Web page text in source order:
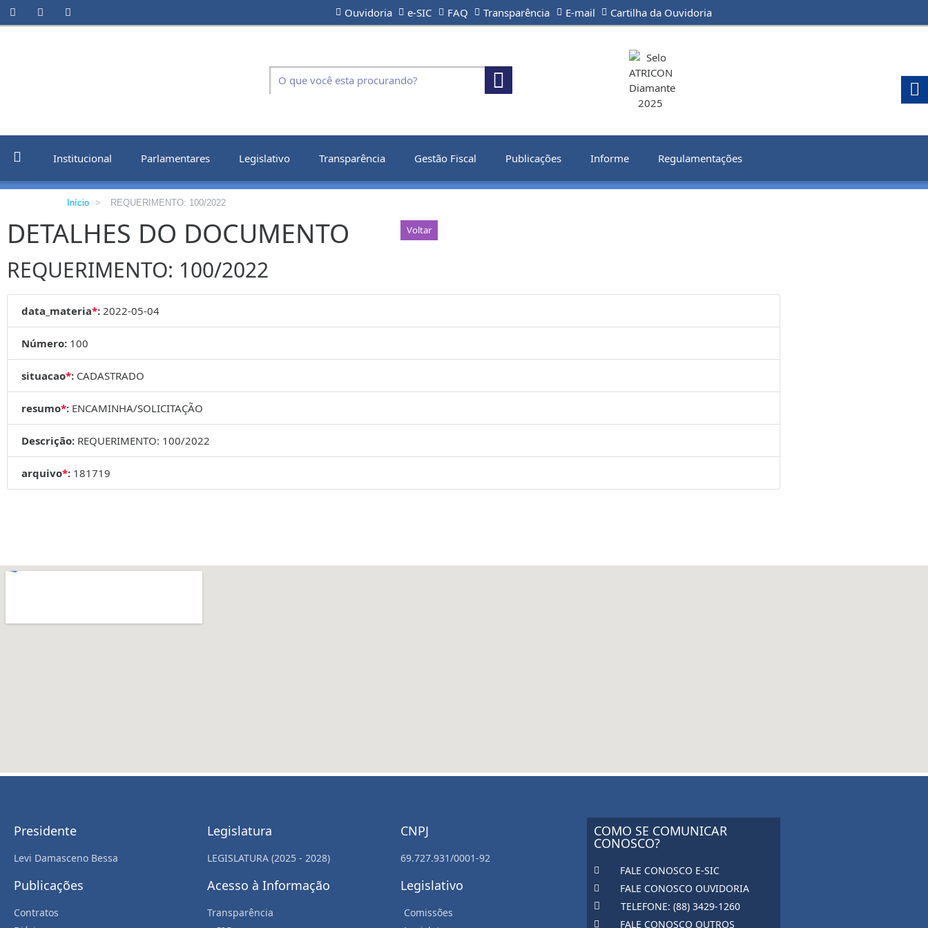
Ouvidoria e-SIC FAQ Transparência E-mail Cartilha da Ouvidoria
Institucional Parlamentares Legislativo Transparência Gestão Fiscal Publicações Informe Regulamentações
Início > REQUERIMENTO: 100/2022
DETALHES DO DOCUMENTO Voltar
REQUERIMENTO: 100/2022
data_materia*: 2022-05-04
Número: 100
situacao*: CADASTRADO
resumo*: ENCAMINHA/SOLICITAÇÃO
Descrição: REQUERIMENTO: 100/2022
arquivo*: 181719
Presidente
Levi Damasceno Bessa
Publicações
Contratos
Legislatura
LEGISLATURA (2025 - 2028)
Acesso à Informação
Transparência
CNPJ
69.727.931/0001-92
Legislativo
Comissões
COMO SE COMUNICAR
CONOSCO?
FALE CONOSCO E-SIC
FALE CONOSCO OUVIDORIA
TELEFONE: (88) 3429-1260
FALE CONOSCO OUTROS